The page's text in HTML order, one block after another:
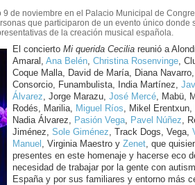
de noviembre en el Palacio Municipal de
que participaron de un evento único donde
de la creación musical española.
El concierto Mi querida Ceciliareunió a
Amaral, Ana Belén, Christina Rosenvinge,
Coque Malla, David de María, Diana Navarro,
Consorcio, Funambulista, India Martínez,
Álvarez, Jorge Marazu, José Mercé, Mabü,
Rodés, Marilia, Miguel Ríos, Mikel Erentxun,
Nadia Álvarez, Pasión Vega, Pavel Núñez,
Jiménez, Sole Giménez, Track Dogs, Vega,
Manuel , Virginia Maestro y Zenet, que
presentes en este homenaje y hacerse eco
necesidad de trabajar por la gente con
España y por sus familiares y entorno más